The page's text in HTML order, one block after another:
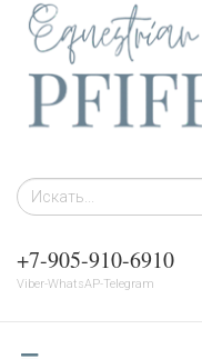
+7-905-910-6910
Viber-WhatsAP-Telegram